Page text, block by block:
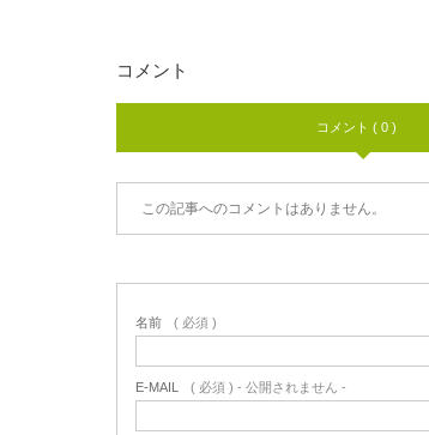
コメント
コメント ( 0 )
この記事へのコメントはありません。
名前 ( 必須 )
E-MAIL ( 必須 ) - 公開されません -